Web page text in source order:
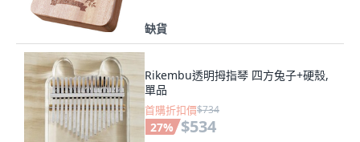
缺貨
Rikembu透明拇指琴 四方兔子+硬殼,
單品
首購折扣價$734
27% $534